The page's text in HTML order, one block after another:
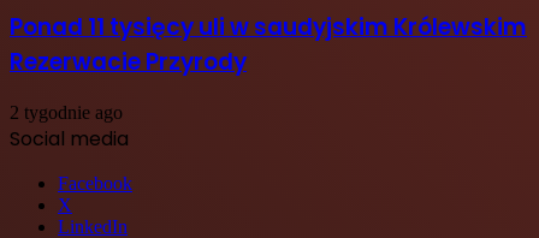
Ponad 11 tysięcy uli w saudyjskim Królewskim
Rezerwacie Przyrody
2 tygodnie ago
Social media
Facebook
X
LinkedIn